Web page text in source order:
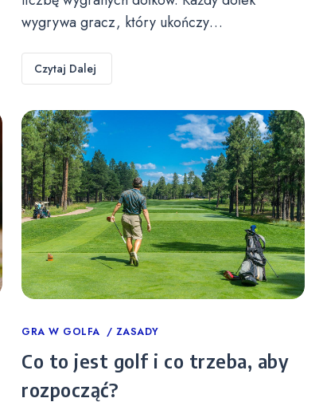
wygrywa gracz, który ukończy…
Czytaj Dalej
Categories
GRA W GOLFA ZASADY
Co to jest golf i co trzeba, aby
rozpocząć?